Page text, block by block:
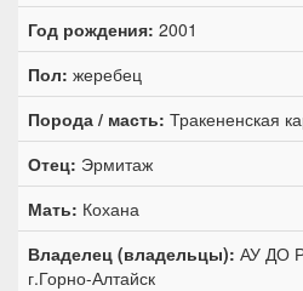
Год рождения: 2001
Пол: жеребец
Порода / масть: Тракененская
Отец: Эрмитаж
Мать: Кохана
Владелец (владельцы): АУ ДО
г.Горно-Алтайск